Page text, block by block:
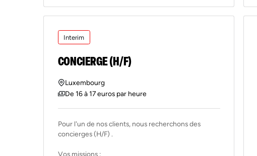
Interim
CONCIERGE (H/F)
Luxembourg
De 16 à 17 euros par heure
Pour l'un de nos clients, nous recherchons des
concierges (H/F) .
Vos missions :